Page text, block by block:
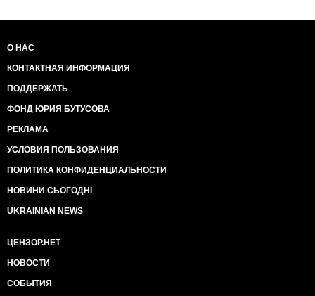
О НАС
КОНТАКТНАЯ ИНФОРМАЦИЯ
ПОДДЕРЖАТЬ
ФОНД ЮРИЯ БУТУСОВА
РЕКЛАМА
УСЛОВИЯ ПОЛЬЗОВАНИЯ
ПОЛИТИКА КОНФИДЕНЦИАЛЬНОСТИ
НОВИНИ СЬОГОДНІ
UKRAINIAN NEWS
ЦЕНЗОР.НЕТ
НОВОСТИ
СОБЫТИЯ